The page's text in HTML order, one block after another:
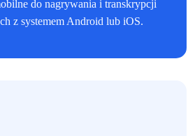
do nagrywania i transkrypcji
z systemem Android lub iOS.